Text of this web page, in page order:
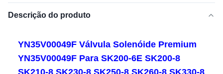
Descrição do produto
YN35V00049F Válvula Solenóide Premium
YN35V00049F Para SK200-6E SK200-8
SK210-8 SK230-8 SK250-8 SK260-8 SK330-8